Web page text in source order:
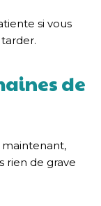
si vous
de
rien de grave